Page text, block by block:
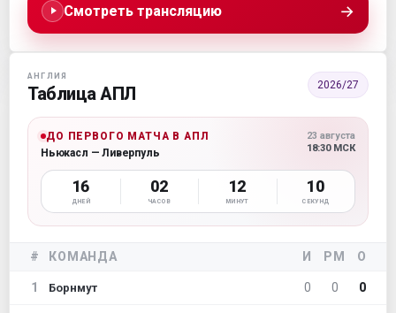
Смотреть трансляцию →
АНГЛИЯ
Таблица АПЛ 2026/27
ДО ПЕРВОГО МАТЧА В АПЛ
Ньюкасл — Ливерпуль
23 августа
18:30 МСК
16
ДНЕЙ
02
ЧАСОВ
12
МИНУТ
08
СЕКУНД
# КОМАНДА И РМ О
1 Борнмут 0 0 0